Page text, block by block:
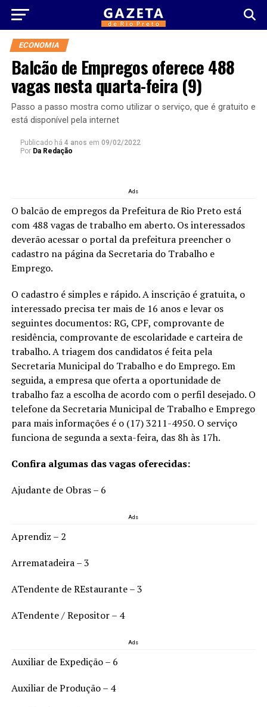
ECONOMIA
Balcão de Empregos oferece 488
vagas nesta quarta-feira (9)
Passo a passo mostra como utilizar o serviço, que é gratuito e
está disponível pela internet
Publicado há 4 anos em 09/02/2022
Por Da Redação
Ads
O balcão de empregos da Prefeitura de Rio Preto está
com 488 vagas de trabalho em aberto. Os interessados
deverão acessar o portal da prefeitura preencher o
cadastro na página da Secretaria do Trabalho e
Emprego.
O cadastro é simples e rápido. A inscrição é gratuita, o
interessado precisa ter mais de 16 anos e levar os
seguintes documentos: RG, CPF, comprovante de
residência, comprovante de escolaridade e carteira de
trabalho. A triagem dos candidatos é feita pela
Secretaria Municipal do Trabalho e do Emprego. Em
seguida, a empresa que oferta a oportunidade de
trabalho faz a escolha de acordo com o perfil desejado. O
telefone da Secretaria Municipal de Trabalho e Emprego
para mais informações é o (17) 3211-4950. O serviço
funciona de segunda a sexta-feira, das 8h às 17h.
Confira algumas das vagas oferecidas:
Ajudante de Obras – 6
Ads
Aprendiz – 2
Arrematadeira – 3
ATendente de REstaurante – 3
ATendente / Repositor – 4
Ads
Auxiliar de Expedição – 6
Auxiliar de Produção – 4